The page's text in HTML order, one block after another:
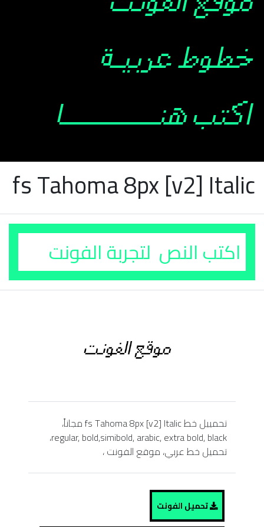
fs Tahoma 8px [v2] Italic
تحمييل خط fs Tahoma 8px [v2] Italic مجاناً،
regular, bold,simibold, arabic, extra bold, black،
تحميل خط عربي، موقع الفونت ،
تحميل الفونت